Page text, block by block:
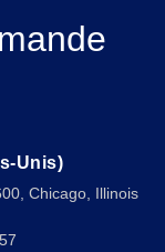
Unis)
Chicago, Illinois